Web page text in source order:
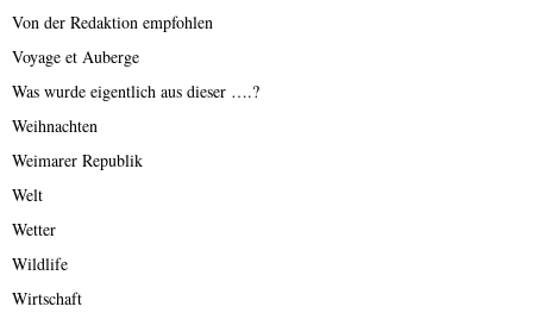
Von der Redaktion empfohlen
Voyage et Auberge
Was wurde eigentlich aus dieser ….?
Weihnachten
Weimarer Republik
Welt
Wetter
Wildlife
Wirtschaft